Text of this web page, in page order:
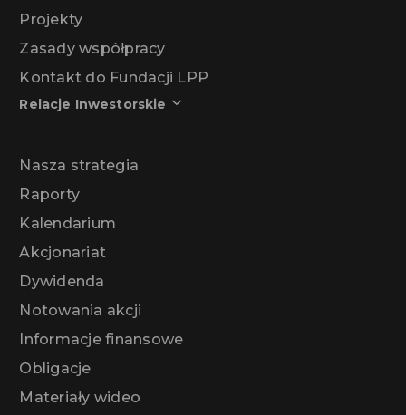
Projekty
Zasady współpracy
Kontakt do Fundacji LPP
Relacje Inwestorskie
Nasza strategia
Raporty
Kalendarium
Akcjonariat
Dywidenda
Notowania akcji
Informacje finansowe
Obligacje
Materiały wideo